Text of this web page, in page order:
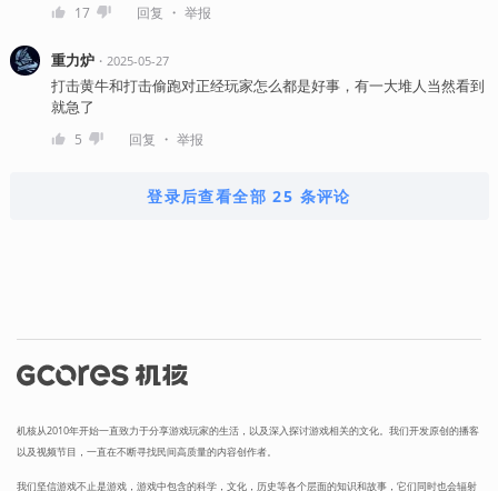
17 回复 ・ 举报
重力炉・ 2025-05-27
打击黄牛和打击偷跑对正经玩家怎么都是好事，有一大堆人当然看到
就急了
5 回复 ・ 举报
登录后查看全部 25 条评论
机核从2010年开始一直致力于分享游戏玩家的生活，以及深入探讨游戏相关的文化。我们开发原创的播客
以及视频节目，一直在不断寻找民间高质量的内容创作者。
我们坚信游戏不止是游戏，游戏中包含的科学，文化，历史等各个层面的知识和故事，它们同时也会辐射